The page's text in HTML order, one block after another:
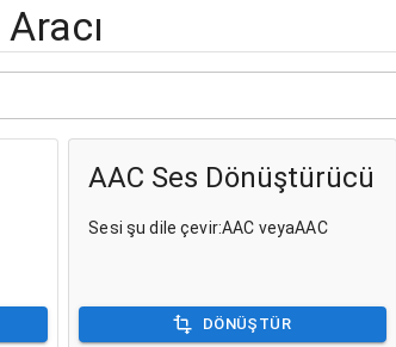
AAC Ses Dönüştürücü
Sesi şu dile çevir:AAC veyaAAC
DÖNÜŞTÜR